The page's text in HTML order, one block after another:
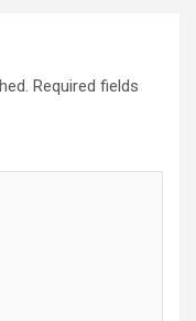
Required fields